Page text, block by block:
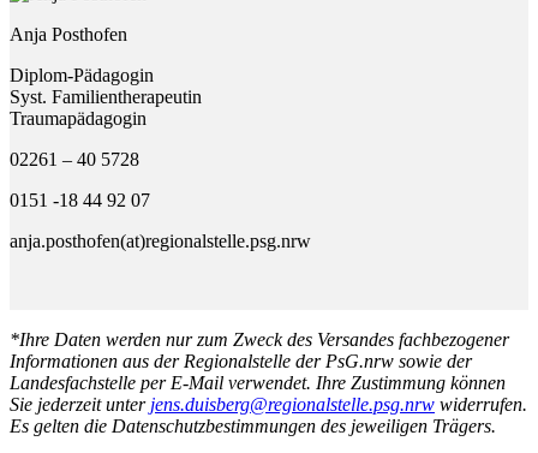
Anja Posthofen
Diplom-Pädagogin
Syst. Familientherapeutin
Traumapädagogin
02261 – 40 5728
0151 -18 44 92 07
anja.posthofen(at)regionalstelle.psg.nrw
*Ihre Daten werden nur zum Zweck des Versandes fachbezogener
Informationen aus der Regionalstelle der PsG.nrw sowie der
Landesfachstelle per E-Mail verwendet. Ihre Zustimmung können
Sie jederzeit unter jens.duisberg@regionalstelle.psg.nrw widerrufen.
Es gelten die Datenschutzbestimmungen des jeweiligen Trägers.